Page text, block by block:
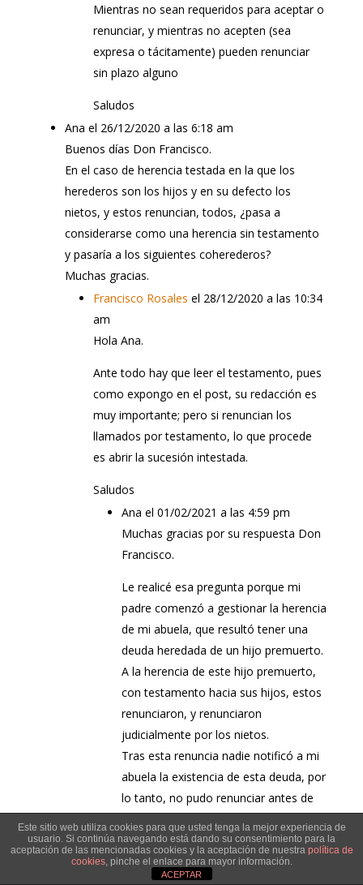
Mientras no sean requeridos para aceptar o
renunciar, y mientras no acepten (sea
expresa o tácitamente) pueden renunciar
sin plazo alguno
Saludos
Ana el 26/12/2020 a las 6:18 am
Buenos días Don Francisco.
En el caso de herencia testada en la que los
herederos son los hijos y en su defecto los
nietos, y estos renuncian, todos, ¿pasa a
considerarse como una herencia sin testamento
y pasaría a los siguientes coherederos?
Muchas gracias.
Francisco Rosales el 28/12/2020 a las 10:34
am
Hola Ana.
Ante todo hay que leer el testamento, pues
como expongo en el post, su redacción es
muy importante; pero si renuncian los
llamados por testamento, lo que procede
es abrir la sucesión intestada.
Saludos
Ana el 01/02/2021 a las 4:59 pm
Muchas gracias por su respuesta Don
Francisco.
Le realicé esa pregunta porque mi
padre comenzó a gestionar la herencia
de mi abuela, que resultó tener una
deuda heredada de un hijo premuerto.
A la herencia de este hijo premuerto,
con testamento hacia sus hijos, estos
renunciaron, y renunciaron
judicialmente por los nietos.
Tras esta renuncia nadie notificó a mi
abuela la existencia de esta deuda, por
lo tanto, no pudo renunciar antes de
su fallecimiento.
Además, mi padre también ha fallecido
sin llegar a resolver la herencia de la
abuela, que tardará en resolverse
Este sitio web utiliza cookies para que usted tenga la mejor experiencia de
usuario. Si continúa navegando está dando su consentimiento para la
aceptación de las mencionadas cookies y la aceptación de nuestra política de
cookies, pinche el enlace para mayor información.
ACEPTAR